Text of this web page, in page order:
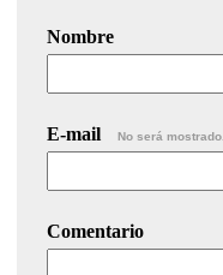
Nombre
E-mail No será mostrado.
Comentario